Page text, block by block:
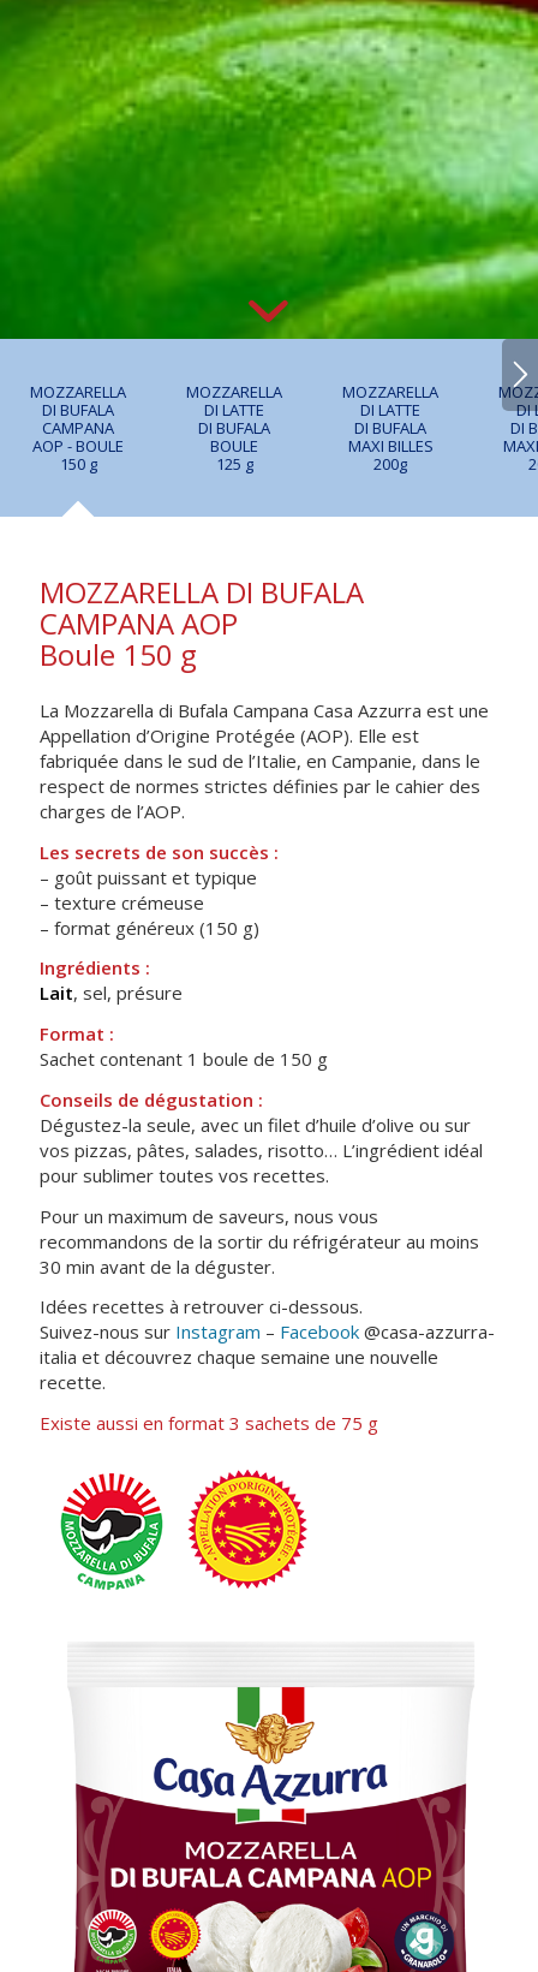
MOZZARELLA
DI BUFALA
CAMPANA
AOP - BOULE
150 g
MOZZARELLA
DI LATTE
DI BUFALA
BOULE
125 g
MOZZARELLA
DI LATTE
DI BUFALA
MAXI BILLES
200g
DI
DI
MOZZARELLA DI BUFALA
CAMPANA AOP
Boule 150 g
La Mozzarella di Bufala Campana Casa Azzurra est une
Appellation d’Origine Protégée (AOP). Elle est
fabriquée dans le sud de l’Italie, en Campanie, dans le
respect de normes strictes définies par le cahier des
charges de l’AOP.
Les secrets de son succès :
– goût puissant et typique
– texture crémeuse
– format généreux (150 g)
Ingrédients :
Lait, sel, présure
Format :
Sachet contenant 1 boule de 150 g
Conseils de dégustation :
Dégustez-la seule, avec un filet d’huile d’olive ou sur
vos pizzas, pâtes, salades, risotto… L’ingrédient idéal
pour sublimer toutes vos recettes.
Pour un maximum de saveurs, nous vous
recommandons de la sortir du réfrigérateur au moins
30 min avant de la déguster.
Idées recettes à retrouver ci-dessous.
Suivez-nous sur Instagram – Facebook@casa-azzurra-
italia et découvrez chaque semaine une nouvelle
recette.
Existe aussi en format 3 sachets de 75 g